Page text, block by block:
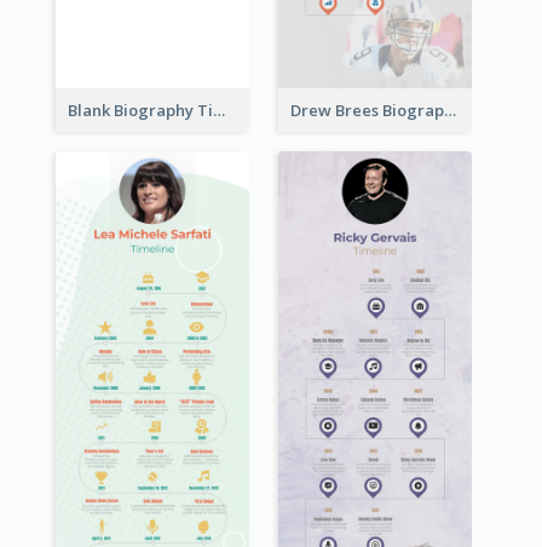
Blank Biography Timeline Drew Brees Biography Timeline